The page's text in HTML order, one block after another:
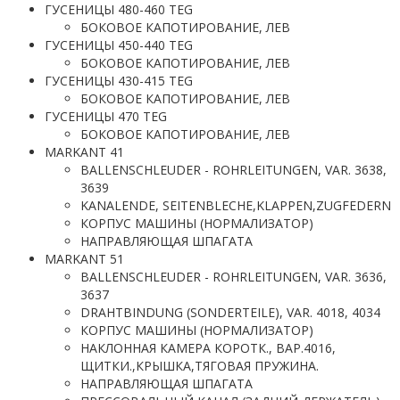
ГУСЕНИЦЫ 480-460 TEG
БОКОВОЕ КАПОТИРОВАНИЕ, ЛЕВ
ГУСЕНИЦЫ 450-440 TEG
БОКОВОЕ КАПОТИРОВАНИЕ, ЛЕВ
ГУСЕНИЦЫ 430-415 TEG
БОКОВОЕ КАПОТИРОВАНИЕ, ЛЕВ
ГУСЕНИЦЫ 470 TEG
БОКОВОЕ КАПОТИРОВАНИЕ, ЛЕВ
MARKANT 41
BALLENSCHLEUDER - ROHRLEITUNGEN, VAR. 3638,
3639
KANALENDE, SEITENBLECHE,KLAPPEN,ZUGFEDERN
КОРПУС МАШИНЫ (НОРМАЛИЗАТОР)
НАПРАВЛЯЮЩАЯ ШПАГАТА
MARKANT 51
BALLENSCHLEUDER - ROHRLEITUNGEN, VAR. 3636,
3637
DRAHTBINDUNG (SONDERTEILE), VAR. 4018, 4034
КОРПУС МАШИНЫ (НОРМАЛИЗАТОР)
НАКЛОННАЯ КАМЕРА КОРОТК., ВАР.4016,
ЩИТКИ.,КРЫШКА,ТЯГОВАЯ ПРУЖИНА.
НАПРАВЛЯЮЩАЯ ШПАГАТА